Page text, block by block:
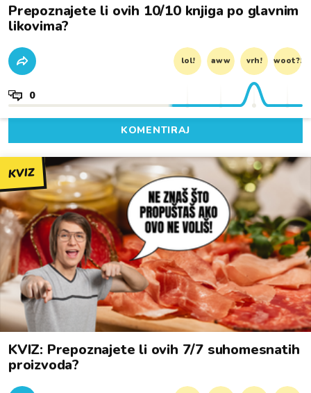
Prepoznajete li ovih 10/10 knjiga po glavnim
likovima?
lol! aww vrh! woot?!
0
KOMENTIRAJ
KVIZ
KVIZ: Prepoznajete li ovih 7/7 suhomesnatih
proizvoda?